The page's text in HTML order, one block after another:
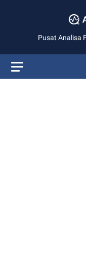
Pusat Analisa